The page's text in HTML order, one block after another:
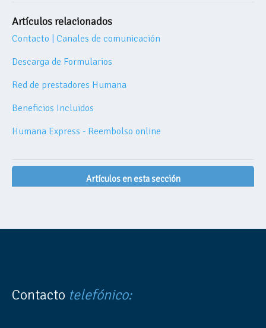
Artículos relacionados
Contacto | Canales de comunicación
Descarga de Formularios
Red de prestadores Humana
Beneficios Incluidos
Humana Express - Reembolso online
Artículos en esta sección
Contacto telefónico: